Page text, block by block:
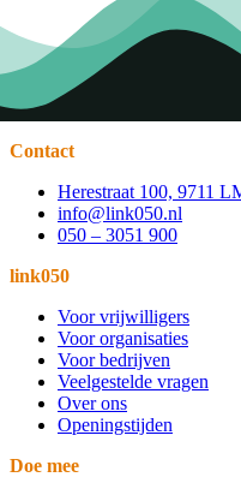
Contact
Herestraat 100, 9711
info@link050.nl
050 – 3051 900
link050
Voor vrijwilligers
Voor organisaties
Voor bedrijven
Veelgestelde vragen
Over ons
Openingstijden
Doe mee